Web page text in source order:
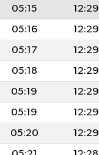
05:15 12:29
05:16 12:29
05:17 12:29
05:18 12:29
05:19 12:29
05:19 12:29
05:20 12:29